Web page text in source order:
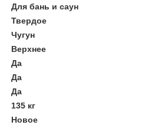
Для бань и саун
Твердое
Чугун
Верхнее
Да
Да
Да
135 кг
Новое